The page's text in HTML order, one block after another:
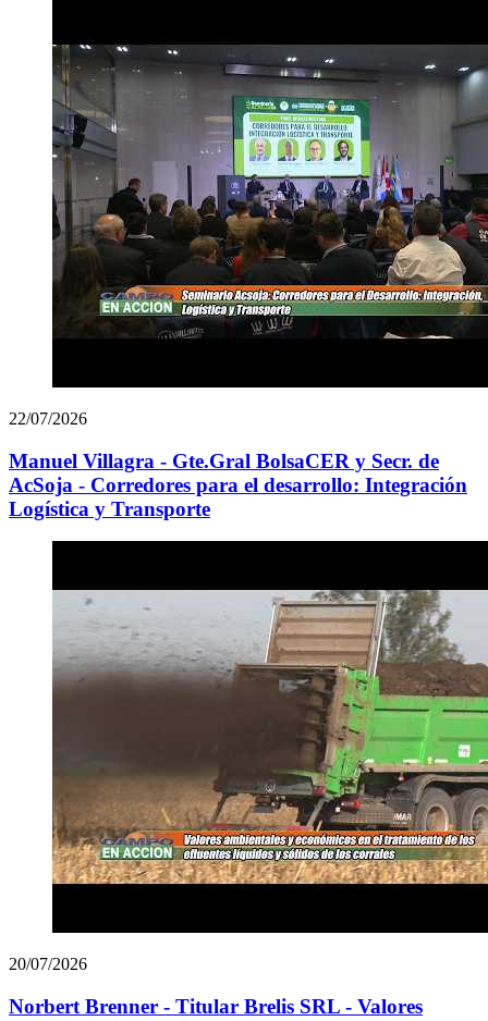
22/07/2026
Manuel Villagra - Gte.Gral BolsaCER y Secr. de
AcSoja - Corredores para el desarrollo: Integración
Logística y Transporte
20/07/2026
Norbert Brenner - Titular Brelis SRL - Valores